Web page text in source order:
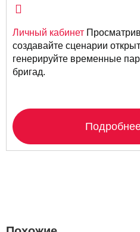
Личный кабинет
создавайте сценарии
генерируйте временные
бригад.